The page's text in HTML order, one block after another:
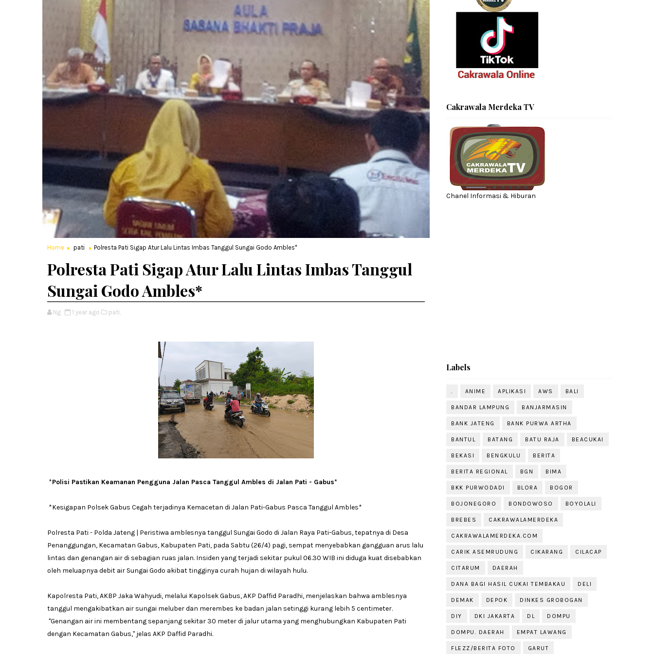
Home pati Polresta Pati Sigap Atur Lalu Lintas Imbas Tanggul Sungai Godo Ambles*
Polresta Pati Sigap Atur Lalu Lintas Imbas Tanggul
Sungai Godo Ambles*
Ng 1 year ago pati,
*Polisi Pastikan Keamanan Pengguna Jalan Pasca Tanggul Ambles di Jalan Pati - Gabus*
*Kesigapan Polsek Gabus Cegah terjadinya Kemacetan di Jalan Pati-Gabus Pasca Tanggul Ambles*
Polresta Pati - Polda Jateng | Peristiwa amblesnya tanggul Sungai Godo di Jalan Raya Pati-Gabus, tepatnya di Desa
Penanggungan, Kecamatan Gabus, Kabupaten Pati, pada Sabtu (26/4) pagi, sempat menyebabkan gangguan arus lalu
lintas dan genangan air di sebagian ruas jalan. Insiden yang terjadi sekitar pukul 06.30 WIB ini diduga kuat disebabkan
oleh meluapnya debit air Sungai Godo akibat tingginya curah hujan di wilayah hulu.
Kapolresta Pati, AKBP Jaka Wahyudi, melalui Kapolsek Gabus, AKP Daffid Paradhi, menjelaskan bahwa amblesnya
tanggul mengakibatkan air sungai meluber dan merembes ke badan jalan setinggi kurang lebih 5 centimeter.
"Genangan air ini membentang sepanjang sekitar 30 meter di jalur utama yang menghubungkan Kabupaten Pati
dengan Kecamatan Gabus," jelas AKP Daffid Paradhi.
Cakrawala Merdeka TV
Chanel Informasi & Hiburan
Labels
. ANIME APLIKASI AWS BALI
BANDAR LAMPUNG BANJARMASIN
BANK JATENG BANK PURWA ARTHA
BANTUL BATANG BATU RAJA BEACUKAI
BEKASI BENGKULU BERITA
BERITA REGIONAL BGN BIMA
BKK PURWODADI BLORA BOGOR
BOJONEGORO BONDOWOSO BOYOLALI
BREBES CAKRAWALAMERDEKA
CAKRAWALAMERDEKA.COM
CARIK ASEMRUDUNG CIKARANG CILACAP
CITARUM DAERAH
DANA BAGI HASIL CUKAI TEMBAKAU DELI
DEMAK DEPOK DINKES GROBOGAN
DIY DKI JAKARTA DL DOMPU
DOMPU. DAERAH EMPAT LAWANG
FLEZZ/BERITA FOTO GARUT